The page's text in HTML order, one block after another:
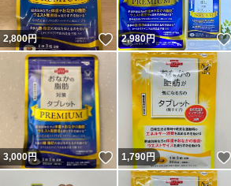
2,800円 いいね！
2,980円
3,000円 いいね！
1,790円